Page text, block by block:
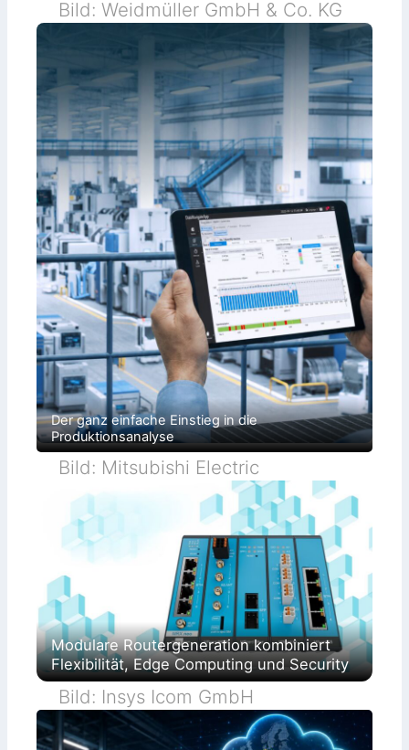
Bild: Weidmüller GmbH & Co. KG
Der ganz einfache Einstieg in die
Produktionsanalyse
Bild: Mitsubishi Electric
Modulare Routergeneration kombiniert
Flexibilität, Edge Computing und Security
Bild: Insys Icom GmbH